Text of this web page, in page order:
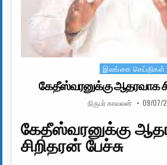
Posted in
இலங்கை செய்திகள்
கேதீஸ்வரனுக்கு ஆதரவாக
AUTHOR:
நிருபர் காவலன் 09/07/
கேதீஸ்வரனுக்கு
சிறிதரன் பேச்சு